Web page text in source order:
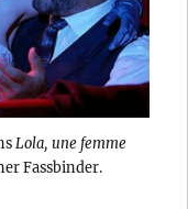
Lola, une femme
Fassbinder.